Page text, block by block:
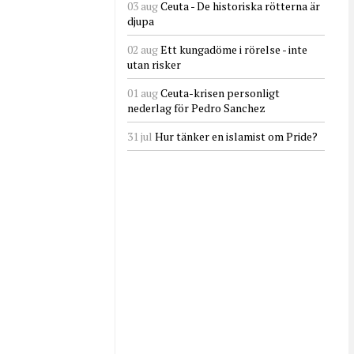
03 augCeuta - De historiska rötterna är
djupa
02 augEtt kungadöme i rörelse - inte
utan risker
01 augCeuta-krisen personligt
nederlag för Pedro Sanchez
31 jul Hur tänker en islamist om Pride?